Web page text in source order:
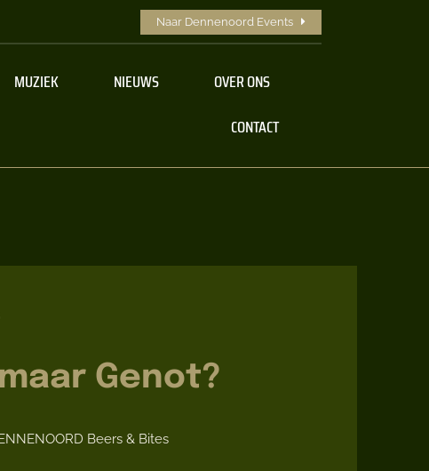
Naar Dennenoord Events
MUZIEK NIEUWS
OVER ONS
CONTACT
Genot?
Beers & Bites